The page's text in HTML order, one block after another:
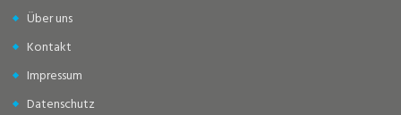
Über uns
Kontakt
Impressum
Datenschutz